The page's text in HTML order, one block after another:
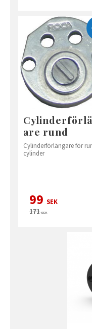
are rund
Cylinderförlängare för
cylinder
99 SEK
171SEK